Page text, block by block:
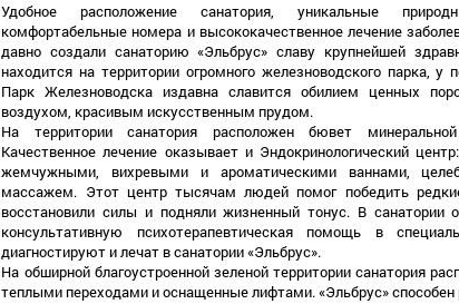
Удобное расположение санатория, уникальные
комфортабельные номера и высококачественное лечение
давно создали санаторию «Эльбрус» славу крупнейшей
находится на территории огромного железноводского парка,
Парк Железноводска издавна славится обилием ценных
воздухом, красивым искусственным прудом.
На территории санатория расположен бювет
Качественное лечение оказывает и Эндокринологический
жемчужными, вихревыми и ароматическими ваннами,
массажем. Этот центр тысячам людей помог победить
восстановили силы и подняли жизненный тонус. В санатории
консультативную психотерапевтическая помощь в
диагностируют и лечат в санатории «Эльбрус».
На обширной благоустроенной зеленой территории санатория
теплыми переходами и оснащенные лифтами. «Эльбрус»